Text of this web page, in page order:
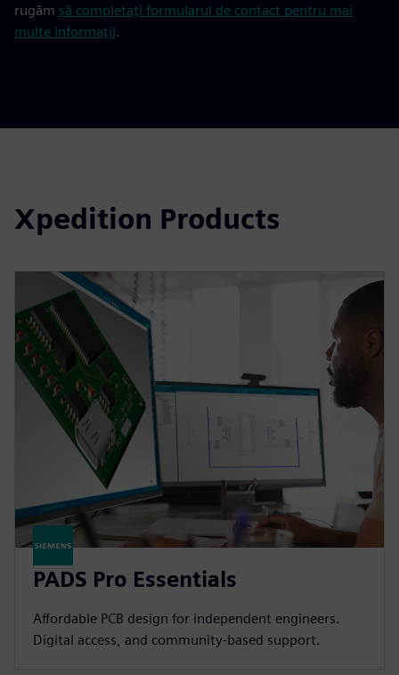
rugăm să completați formularul de contact pentru mai
multe informații.
Xpedition Products
PADS Pro Essentials
Affordable PCB design for independent engineers.
Digital access, and community-based support.